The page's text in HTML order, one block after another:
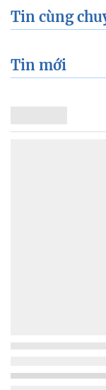
Tin cùng
Tin mới